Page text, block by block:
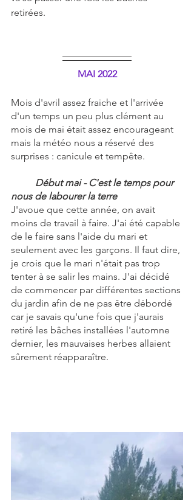
retirées.
MAI 2022
Mois d'avril assez fraiche et l'arrivée
d'un temps un peu plus clément au
mois de mai était assez encourageant
mais la météo nous a réservé des
surprises : canicule et tempête.
Début mai - C'est le temps pour
nous de labourer la terre
J'avoue que cette année, on avait
moins de travail à faire. J'ai été capable
de le faire sans l'aide du mari et
seulement avec les garçons. Il faut dire,
je crois que le mari n'était pas trop
tenter à se salir les mains. J'ai décidé
de commencer par différentes sections
du jardin afin de ne pas être débordé
car je savais qu'une fois que j'aurais
retiré les bâches installées l'automne
dernier, les mauvaises herbes allaient
sûrement réapparaître.